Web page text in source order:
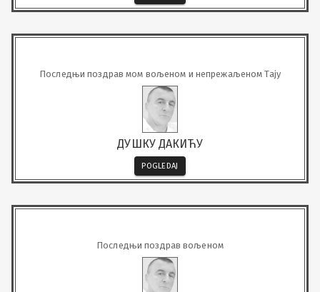
Последњи поздрав мом вољеном и непрежаљеном Тају
ДУШКУ ДАКИЋУ
POGLEDAJ
Последњи поздрав вољеном